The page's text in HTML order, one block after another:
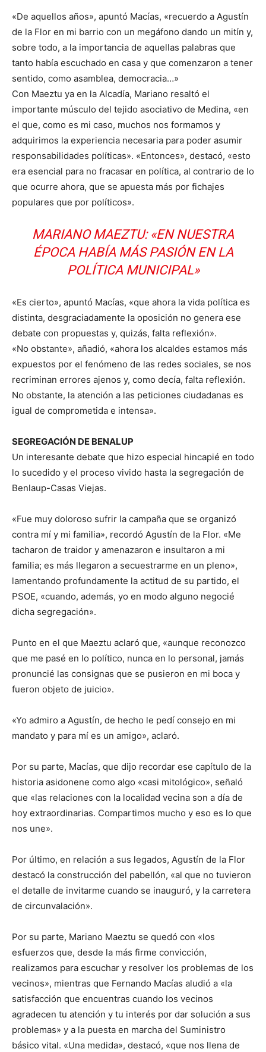
«De aquellos años», apuntó Macías, «recuerdo a Agustín
de la Flor en mi barrio con un megáfono dando un mitín y,
sobre todo, a la importancia de aquellas palabras que
tanto había escuchado en casa y que comenzaron a tener
sentido, como asamblea, democracia…»
Con Maeztu ya en la Alcadía, Mariano resaltó el
importante músculo del tejido asociativo de Medina, «en
el que, como es mi caso, muchos nos formamos y
adquirimos la experiencia necesaria para poder asumir
responsabilidades políticas». «Entonces», destacó, «esto
era esencial para no fracasar en política, al contrario de lo
que ocurre ahora, que se apuesta más por fichajes
populares que por políticos».
MARIANO MAEZTU: «EN NUESTRA
ÉPOCA HABÍA MÁS PASIÓN EN LA
POLÍTICA MUNICIPAL»
«Es cierto», apuntó Macías, «que ahora la vida política es
distinta, desgraciadamente la oposición no genera ese
debate con propuestas y, quizás, falta reflexión».
«No obstante», añadió, «ahora los alcaldes estamos más
expuestos por el fenómeno de las redes sociales, se nos
recriminan errores ajenos y, como decía, falta reflexión.
No obstante, la atención a las peticiones ciudadanas es
igual de comprometida e intensa».
SEGREGACIÓN DE BENALUP
Un interesante debate que hizo especial hincapié en todo
lo sucedido y el proceso vivido hasta la segregación de
Benlaup-Casas Viejas.
«Fue muy doloroso sufrir la campaña que se organizó
contra mí y mi familia», recordó Agustín de la Flor. «Me
tacharon de traidor y amenazaron e insultaron a mi
familia; es más llegaron a secuestrarme en un pleno»,
lamentando profundamente la actitud de su partido, el
PSOE, «cuando, además, yo en modo alguno negocié
dicha segregación».
Punto en el que Maeztu aclaró que, «aunque reconozco
que me pasé en lo político, nunca en lo personal, jamás
pronuncié las consignas que se pusieron en mi boca y
fueron objeto de juicio».
«Yo admiro a Agustín, de hecho le pedí consejo en mi
mandato y para mí es un amigo», aclaró.
Por su parte, Macías, que dijo recordar ese capítulo de la
historia asidonene como algo «casi mitológico», señaló
que «las relaciones con la localidad vecina son a día de
hoy extraordinarias. Compartimos mucho y eso es lo que
nos une».
Por último, en relación a sus legados, Agustín de la Flor
destacó la construcción del pabellón, «al que no tuvieron
el detalle de invitarme cuando se inauguró, y la carretera
de circunvalación».
Por su parte, Mariano Maeztu se quedó con «los
esfuerzos que, desde la más firme convicción,
realizamos para escuchar y resolver los problemas de los
vecinos», mientras que Fernando Macías aludió a «la
satisfacción que encuentras cuando los vecinos
agradecen tu atención y tu interés por dar solución a sus
problemas» y a la puesta en marcha del Suministro
básico vital. «Una medida», destacó, «que nos llena de